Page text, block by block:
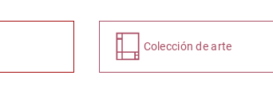
Colección de arte